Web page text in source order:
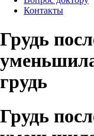
Контакты
Грудь
грудь
Грудь